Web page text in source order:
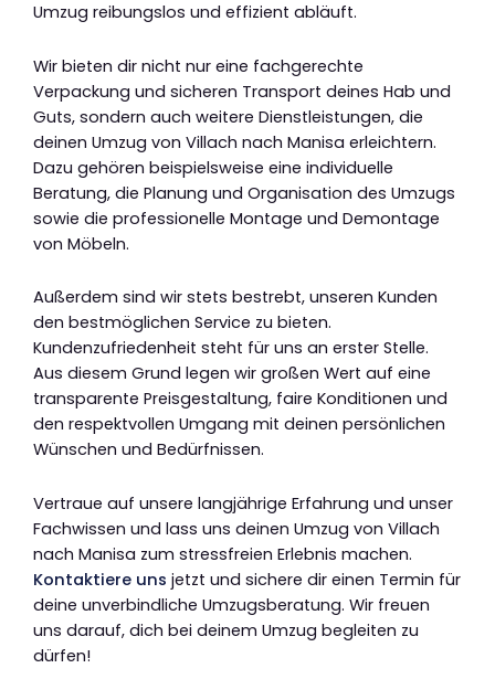
Umzug reibungslos und effizient abläuft.
Wir bieten dir nicht nur eine fachgerechte
Verpackung und sicheren Transport deines Hab und
Guts, sondern auch weitere Dienstleistungen, die
deinen Umzug von Villach nach Manisa erleichtern.
Dazu gehören beispielsweise eine individuelle
Beratung, die Planung und Organisation des Umzugs
sowie die professionelle Montage und Demontage
von Möbeln.
Außerdem sind wir stets bestrebt, unseren Kunden
den bestmöglichen Service zu bieten.
Kundenzufriedenheit steht für uns an erster Stelle.
Aus diesem Grund legen wir großen Wert auf eine
transparente Preisgestaltung, faire Konditionen und
den respektvollen Umgang mit deinen persönlichen
Wünschen und Bedürfnissen.
Vertraue auf unsere langjährige Erfahrung und unser
Fachwissen und lass uns deinen Umzug von Villach
nach Manisa zum stressfreien Erlebnis machen.
Kontaktiere uns jetzt und sichere dir einen Termin für
deine unverbindliche Umzugsberatung. Wir freuen
uns darauf, dich bei deinem Umzug begleiten zu
dürfen!